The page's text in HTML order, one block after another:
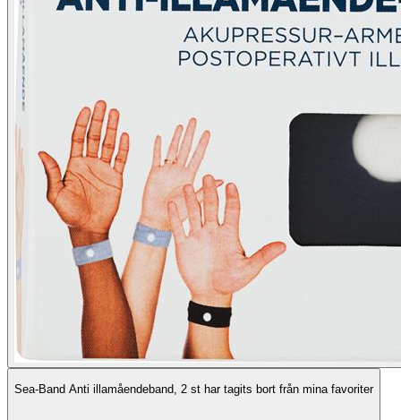
Sea-Band Anti illamåendeband, 2 st har tagits bort från mina favoriter